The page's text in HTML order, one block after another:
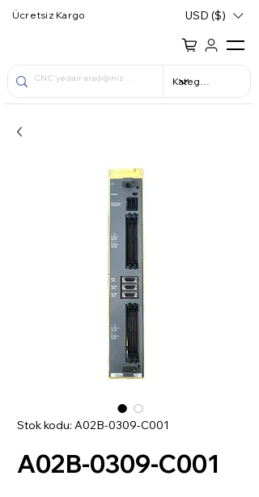
Ücretsiz Kargo USD ($)
Stok kodu: A02B-0309-C001
A02B-0309-C001